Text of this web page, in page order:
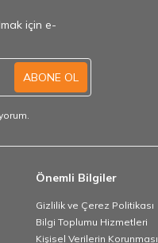
için e-
ABONE OL
Önemli Bilgiler
Gizlilik ve Çerez Politikası
Bilgi Toplumu Hizmetleri
Kişisel Verilerin Korunması